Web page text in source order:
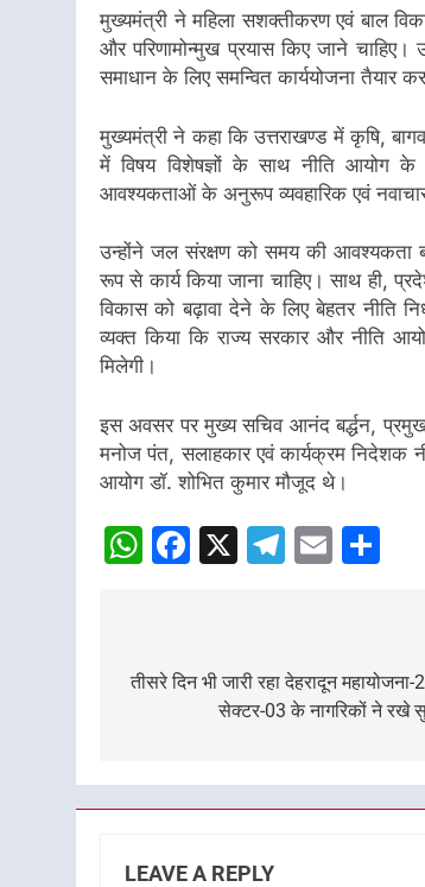
मुख्यमंत्री ने महिला सशक्तीकरण एवं बाल
और परिणामोन्मुख प्रयास किए जाने
समाधान के लिए समन्वित कार्ययोजना
मुख्यमंत्री ने कहा कि उत्तराखण्ड में कृषि,
में विषय विशेषज्ञों के साथ नीति आयोग के
आवश्यकताओं के अनुरूप व्यवहारिक एवं
उन्होंने जल संरक्षण को समय की आवश्यकता
रूप से कार्य किया जाना चाहिए। साथ ही,
विकास को बढ़ावा देने के लिए बेहतर नीति
व्यक्त किया कि राज्य सरकार और नीति
मिलेगी।
इस अवसर पर मुख्य सचिव आनंद बर्द्धन, प्रमुख
मनोज पंत, सलाहकार एवं कार्यक्रम निदेशक
आयोग डॉ. शोभित कुमार मौजूद थे।
WhatsApp
Facebook
X Email
navigation
तीसरे दिन भी जारी रहा देहरादून
सेक्टर-03 के नागरिकों ने रखे
LEAVE A REPLY